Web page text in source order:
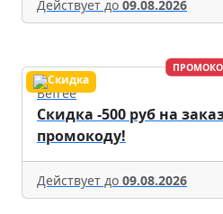
Действует до 09.08.2026
Befree
Скидка -500 руб на
промокоду!
Действует до 09.08.2026